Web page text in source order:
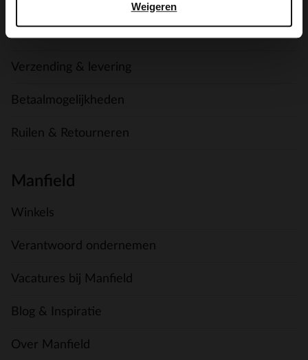
Weigeren
Verzending & levering
Betaalmogelijkheden
Ruilen & Retourneren
Manfield
Winkels
Verantwoord ondernemen
Vacatures bij Manfield
Blog & Inspiratie
Over Manfield